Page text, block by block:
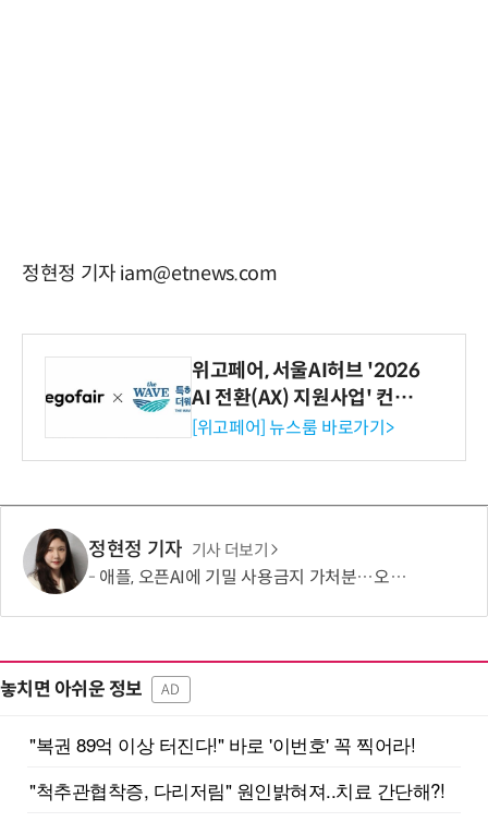
정현정 기자 iam@etnews.com
위고페어, 서울AI허브 '2026
AI 전환(AX) 지원사업' 컨소
시엄 선정
[위고페어] 뉴스룸 바로가기>
정현정 기자 기사 더보기
애플, 오픈AI에 기밀 사용금지 가처분…오픈AI “근거 없는 감정 싸움”
놓치면 아쉬운 정보 AD